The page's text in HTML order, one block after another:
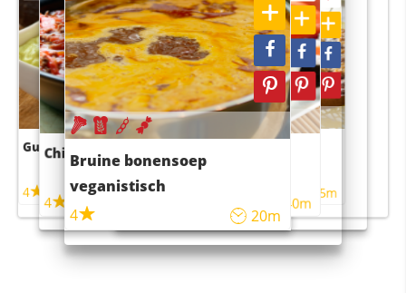
Guacamole
4
Chili con carne
4 45m
Bruine bonensoep
veganistisch
4
20m
Sushi rijstsalade
maaltijdsalade
40m
4 55m